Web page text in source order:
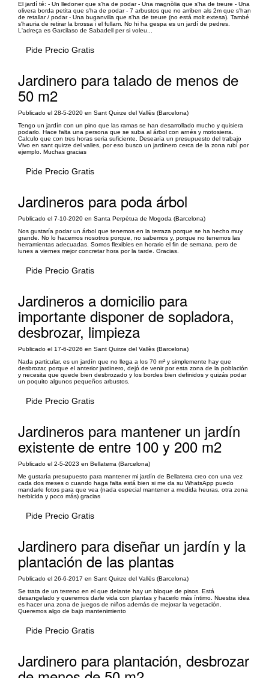
El jardí té: - Un lledoner que s'ha de podar - Una magnòlia que s'ha de treure - Una
olivera borda petita que s'ha de podar - 7 arbustos que no arriben als 2m que s'han
de retallar / podar - Una buganvilla que s'ha de treure (no está molt extesa). També
s'hauria de retirar la brossa i el fullam. No hi ha gespa es un jardí de pedres.
L'adreça es Garcilaso de Sabadell per si voleu...
Pide Precio Gratis
Jardinero para talado de menos de
50 m2
Publicado el 28-5-2020 en Sant Quirze del Vallès (Barcelona)
Tengo un jardín con un pino que las ramas se han desarrollado mucho y quisiera
podarlo. Hace falta una persona que se suba al árbol con arnés y motosierra.
Calculo que con tres horas seria suficiente. Desearía un presupuesto del trabajo
Vivo en sant quirze del valles, por eso busco un jardinero cerca de la zona rubí por
ejemplo. Muchas gracias
Pide Precio Gratis
Jardineros para poda árbol
Publicado el 7-10-2020 en Santa Perpètua de Mogoda (Barcelona)
Nos gustaría podar un árbol que tenemos en la terraza porque se ha hecho muy
grande. No lo hacemos nosotros porque, no sabemos y, porque no tenemos las
herramientas adecuadas. Somos flexibles en horario el fin de semana, pero de
lunes a viernes mejor concretar hora por la tarde. Gracias.
Pide Precio Gratis
Jardineros a domicilio para
importante disponer de sopladora,
desbrozar, limpieza
Publicado el 17-6-2026 en Sant Quirze del Vallès (Barcelona)
Nada particular, es un jardín que no llega a los 70 m² y simplemente hay que
desbrozar, porque el anterior jardinero, dejó de venir por esta zona de la población
y necesita que quede bien desbrozado y los bordes bien definidos y quizás podar
un poquito algunos pequeños arbustos.
Pide Precio Gratis
Jardineros para mantener un jardín
existente de entre 100 y 200 m2
Publicado el 2-5-2023 en Bellaterra (Barcelona)
Me gustaría presupuesto para mantener mi jardín de Bellaterra creo con una vez
cada dos meses o cuando haga falta está bien si me da su WhatsApp puedo
mandarle fotos para que vea (nada especial mantener a medida heuras, otra zona
herbicida y poco más) gracias
Pide Precio Gratis
Jardinero para diseñar un jardín y la
plantación de las plantas
Publicado el 26-6-2017 en Sant Quirze del Vallès (Barcelona)
Se trata de un terreno en el que delante hay un bloque de pisos. Está
desangelado y queremos darle vida con plantas y hacerlo más íntimo. Nuestra idea
es hacer una zona de juegos de niños además de mejorar la vegetación.
Queremos algo de bajo mantenimiento
Pide Precio Gratis
Jardinero para plantación, desbrozar